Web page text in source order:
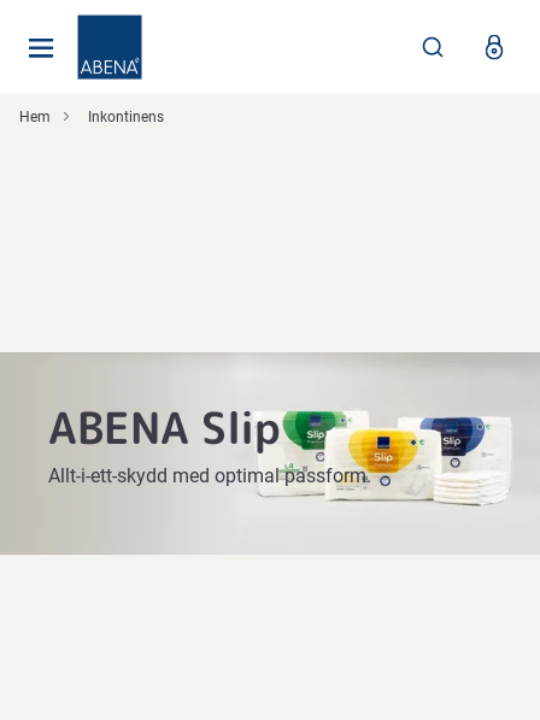
Hem Inkontinens
ABENA Slip
Allt-i-ett-skydd med optimal passform.